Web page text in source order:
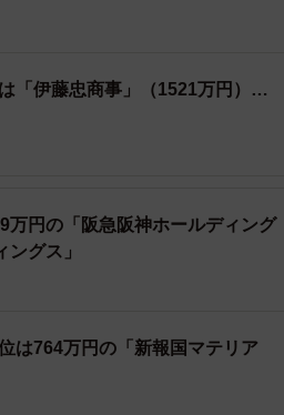
「伊藤忠商事」（1521万円）…
円の「阪急阪神ホールディング
グス」
は764万円の「新報国マテリア